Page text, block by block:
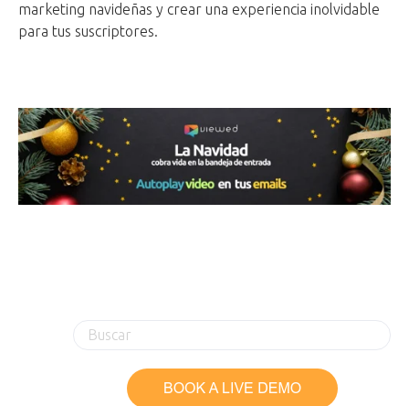
marketing navideñas y crear una experiencia inolvidable
para tus suscriptores.